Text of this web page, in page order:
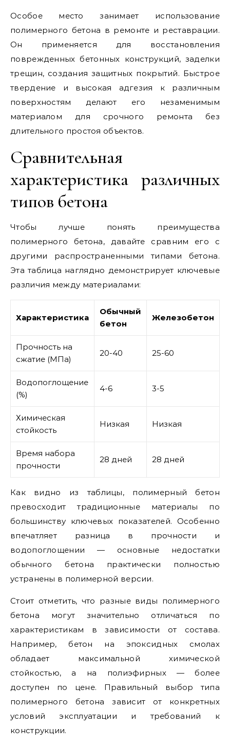
Особое место занимает использование
полимерного бетона в ремонте и реставрации.
Он применяется для восстановления
поврежденных бетонных конструкций, заделки
трещин, создания защитных покрытий. Быстрое
твердение и высокая адгезия к различным
поверхностям делают его незаменимым
материалом для срочного ремонта без
длительного простоя объектов.
Сравнительная
характеристика различных
типов бетона
Чтобы лучше понять преимущества
полимерного бетона, давайте сравним его с
другими распространенными типами бетона.
Эта таблица наглядно демонстрирует ключевые
различия между материалами:
Характеристика
Обычный
бетон
Железобетон
Прочность на
сжатие (МПа)
20-40 25-60
Водопоглощение
(%)
4-6 3-5
Химическая
стойкость
Низкая Низкая
Время набора
прочности
28 дней 28 дней
Как видно из таблицы, полимерный бетон
превосходит традиционные материалы по
большинству ключевых показателей. Особенно
впечатляет разница в прочности и
водопоглощении — основные недостатки
обычного бетона практически полностью
устранены в полимерной версии.
Стоит отметить, что разные виды полимерного
бетона могут значительно отличаться по
характеристикам в зависимости от состава.
Например, бетон на эпоксидных смолах
обладает максимальной химической
стойкостью, а на полиэфирных — более
доступен по цене. Правильный выбор типа
полимерного бетона зависит от конкретных
условий эксплуатации и требований к
конструкции.